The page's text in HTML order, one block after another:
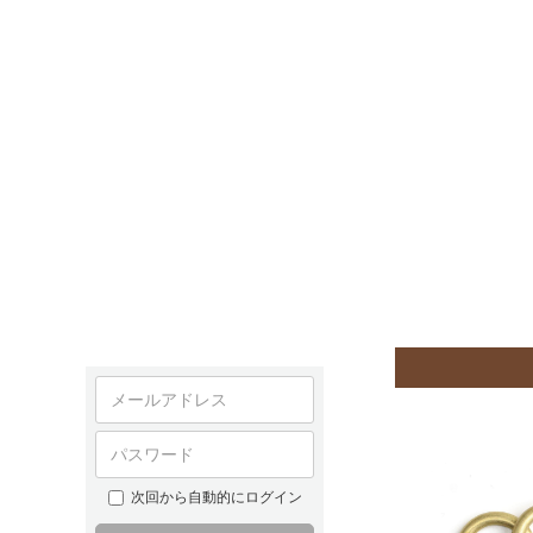
次回から自動的にログイン